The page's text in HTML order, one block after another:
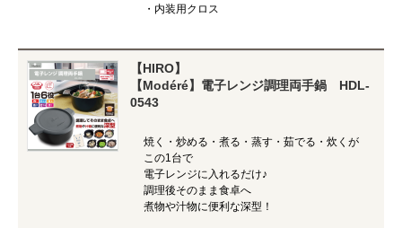
・内装用クロス
【HIRO】
【Modéré】電子レンジ調理両手鍋 HDL-
0543
焼く・炒める・煮る・蒸す・茹でる・炊くが
この1台で
電子レンジに入れるだけ♪
調理後そのまま食卓へ
煮物や汁物に便利な深型！